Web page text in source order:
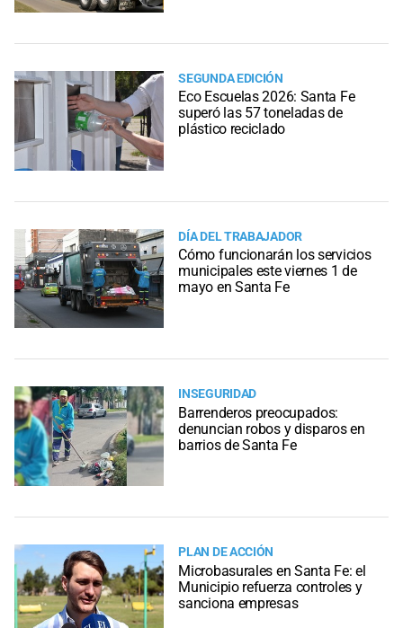
SEGUNDA EDICIÓN
Eco Escuelas 2026: Santa Fe
superó las 57 toneladas de
plástico reciclado
DÍA DEL TRABAJADOR
Cómo funcionarán los servicios
municipales este viernes 1 de
mayo en Santa Fe
INSEGURIDAD
Barrenderos preocupados:
denuncian robos y disparos en
barrios de Santa Fe
PLAN DE ACCIÓN
Microbasurales en Santa Fe: el
Municipio refuerza controles y
sanciona empresas